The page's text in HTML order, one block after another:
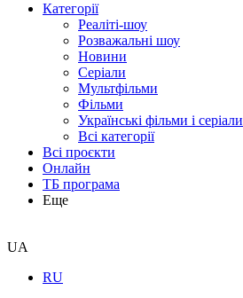
Категорії
Реаліті-шоу
Розважальні шоу
Новини
Серіали
Мультфільми
Фільми
Українські фільми і серіали
Всі категорії
Всі проєкти
Онлайн
ТБ програма
Еще
UA
RU